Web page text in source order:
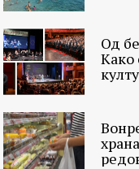
Од
Како